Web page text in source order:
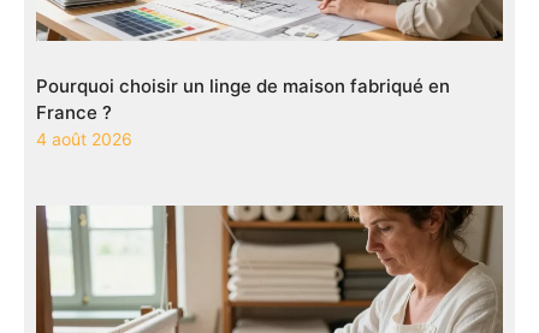
Pourquoi choisir un linge de maison fabriqué en
France ?
4 août 2026